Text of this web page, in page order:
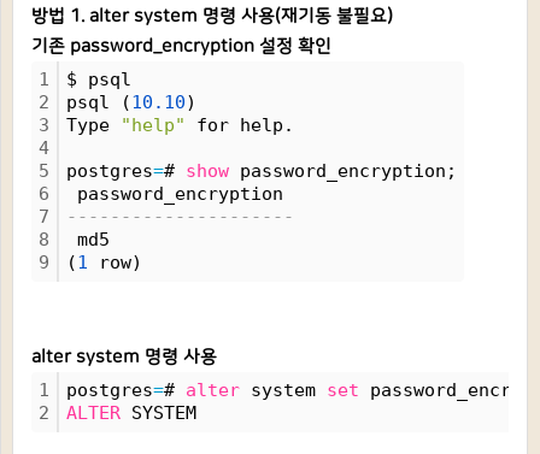
방법 1. alter system 명령 사용(재기동 불필요)
기존 password_encryption 설정 확인
1
2
3
4
5
6
7
8
9
$ psql
psql (10. 10)
Type
"help" for help.
postgres=# show password_encryption;
password_encryption
---------------------
md5
(1 row)
alter system 명령 사용
1
2
postgres=# alter system set
ALTER SYSTEM